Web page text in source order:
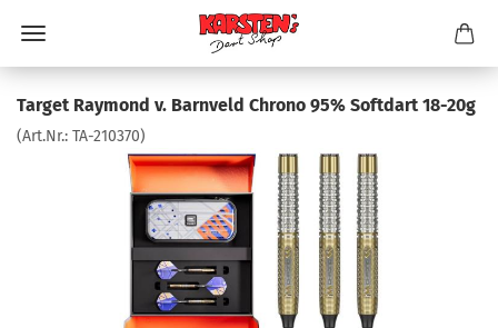
Target Raymond v. Barnveld Chrono 95% Softdart 18-20g
(Art.Nr.: TA-210370)